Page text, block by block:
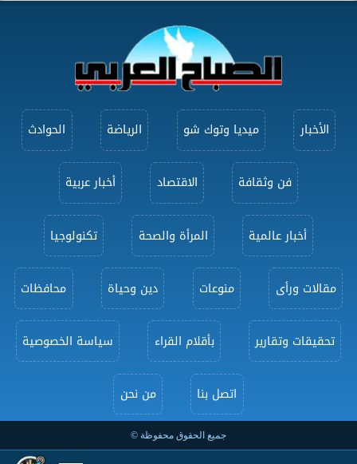
الأخبار ميديا وتوك شو الرياضة الحوادث
فن وثقافة الاقتصاد أخبار عربية
أخبار عالمية المرأة والصحة تكنولوجيا
مقالات ورأى منوعات دين وحياة محافظات
تحقيقات وتقارير بأقلام القراء سياسة الخصوصية
اتصل بنا من نحن
جميع الحقوق محفوظة ©